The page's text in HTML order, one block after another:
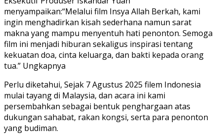
menyampaikan:“Melalui film Insya Allah Berkah, kami
ingin menghadirkan kisah sederhana namun sarat
makna yang mampu menyentuh hati penonton. Semoga
film ini menjadi hiburan sekaligus inspirasi tentang
kekuatan doa, cinta keluarga, dan bakti kepada orang
tua.” Ungkapnya
Perlu diketahui, Sejak 7 Agustus 2025 filem Indonesia
mulai tayang di Malaysia, dan acara ini kami
persembahkan sebagai bentuk penghargaan atas
dukungan sahabat, rakan kongsi, serta para penonton
yang budiman.